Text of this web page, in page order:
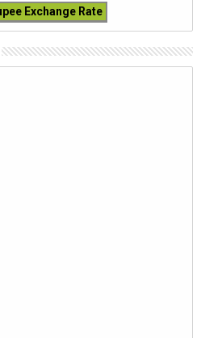
Exchange Rate